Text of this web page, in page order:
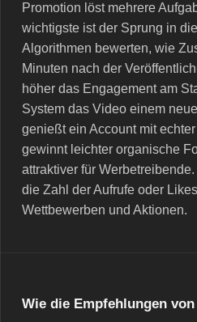
Promotion löst mehrere
wichtigste ist der Sprung in
Algorithmen bewerten, wie
Minuten nach der
höher das Engagement am
System das Video einem
genießt ein Account mit
gewinnt leichter organische
attraktiver für
die Zahl der Aufrufe oder
Wettbewerben und Aktionen.
Wie die Empfehlungen